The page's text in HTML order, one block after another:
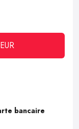
bancaire